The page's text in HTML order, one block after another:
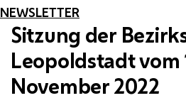
NEWSLETTER
Sitzung der
Leopoldstadt vom
November 2022